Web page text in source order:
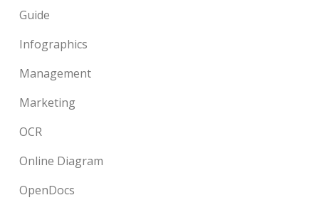
Guide
Infographics
Management
Marketing
OCR
Online Diagram
OpenDocs